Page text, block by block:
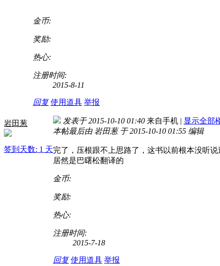
金币:
奖励:
热心:
注册时间:
2015-8-11
回复 使用道具 举报
岩田葱
签到天数: 1 天
发表于 2015-10-10 01:40 来自手机 | 显示全部
本帖最后由 岩田葱 于 2015-10-10 01:55 编辑
完了，压根跟不上思路了，这书以前根本没听说
居然是巴曙松翻译的
金币:
奖励:
热心:
注册时间:
2015-7-18
回复 使用道具 举报